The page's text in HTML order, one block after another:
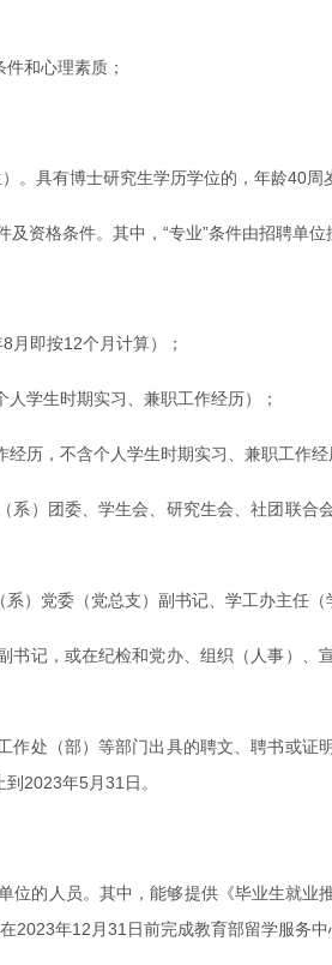
和心理素质；
具有博士研究生学历学位的，年龄40周
资格条件。其中，“专业”条件由招聘单
月即按12个月计算）；
学生时期实习、兼职工作经历）；
历，不含个人学生时期实习、兼职工作经
）团委、学生会、研究生会、社团联合
党委（党总支）副书记、学工办主任（
记，或在纪检和党办、组织（人事）、
处（部）等部门出具的聘文、聘书或
2023年5月31日。
的人员。其中，能够提供《毕业生就
年12月31日前完成教育部留学服务中